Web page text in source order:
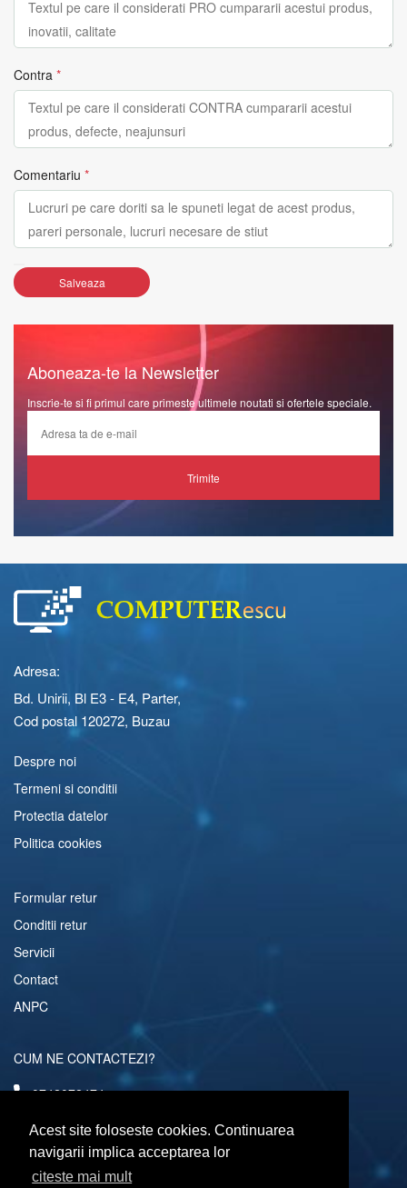
Acest site foloseste cookies. Continuarea
navigarii implica acceptarea lor
citeste mai mult
Contra *
Comentariu *
Salveaza
Aboneaza-te la Newsletter
Inscrie-te si fi primul care primeste ultimele noutati si ofertele speciale.
Trimite
Adresa:
Bd. Unirii, Bl E3 - E4, Parter,
Cod postal 120272, Buzau
Despre noi
Termeni si conditii
Protectia datelor
Politica cookies
Formular retur
Conditii retur
Servicii
Contact
ANPC
CUM NE CONTACTEZI?
0742072474
comenzi@computerescu.ro
URMARESTE-NE SI PE